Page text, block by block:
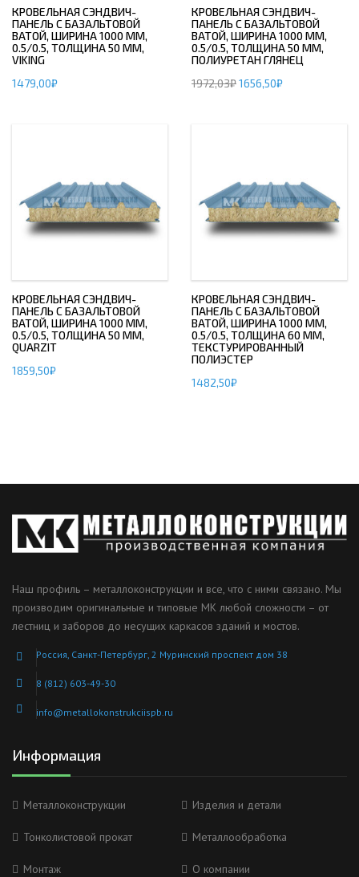
КРОВЕЛЬНАЯ СЭНДВИЧ-
ПАНЕЛЬ С БАЗАЛЬТОВОЙ
ВАТОЙ, ШИРИНА 1000 ММ,
0.5/0.5, ТОЛЩИНА 50 ММ,
VIKING
1479,00₽
КРОВЕЛЬНАЯ СЭНДВИЧ-
ПАНЕЛЬ С БАЗАЛЬТОВОЙ
ВАТОЙ, ШИРИНА 1000 ММ,
0.5/0.5, ТОЛЩИНА 50 ММ,
ПОЛИУРЕТАН ГЛЯНЕЦ
1972,03₽1656,50₽
КРОВЕЛЬНАЯ СЭНДВИЧ-
ПАНЕЛЬ С БАЗАЛЬТОВОЙ
ВАТОЙ, ШИРИНА 1000 ММ,
0.5/0.5, ТОЛЩИНА 50 ММ,
QUARZIT
1859,50₽
КРОВЕЛЬНАЯ СЭНДВИЧ-
ПАНЕЛЬ С БАЗАЛЬТОВОЙ
ВАТОЙ, ШИРИНА 1000 ММ,
0.5/0.5, ТОЛЩИНА 60 ММ,
ТЕКСТУРИРОВАННЫЙ
ПОЛИЭСТЕР
1482,50₽
Наш профиль – металлоконструкции и все, что с ними связано. Мы
производим оригинальные и типовые МК любой сложности – от
лестниц и заборов до несущих каркасов зданий и мостов.
Россия, Санкт-Петербург, 2 Муринский проспект дом 38
8 (812) 603-49-30
info@metallokonstrukciispb.ru
Информация
Металлоконструкции Изделия и детали
Тонколистовой прокат Металлообработка
Монтаж О компании